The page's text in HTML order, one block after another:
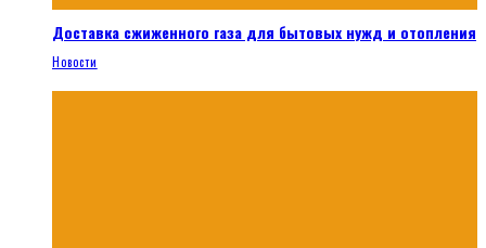
Доставка сжиженного газа для бытовых нужд и отопления
Новости